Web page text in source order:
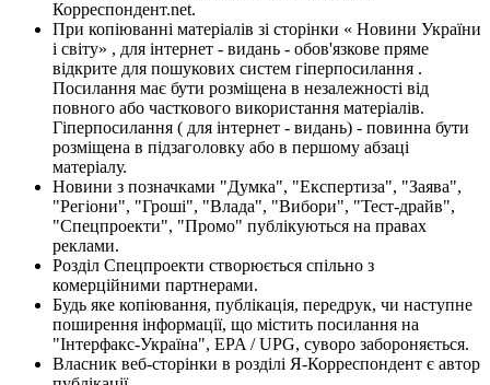
Корреспондент.net.
При копіюванні матеріалів зі сторінки « Новини України
і світу» , для інтернет - видань - обов'язкове пряме
відкрите для пошукових систем гіперпосилання .
Посилання має бути розміщена в незалежності від
повного або часткового використання матеріалів.
Гіперпосилання ( для інтернет - видань) - повинна бути
розміщена в підзаголовку або в першому абзаці
матеріалу.
Новини з позначками "Думка", "Експертиза", "Заява",
"Регіони", "Гроші", "Влада", "Вибори", "Тест-драйв",
"Спецпроекти", "Промо" публікуються на правах
реклами.
Розділ Спецпроекти створюється спільно з
комерційними партнерами.
Будь яке копіювання, публікація, передрук, чи наступне
поширення інформації, що містить посилання на
"Інтерфакс-Україна", EPA / UPG, суворо забороняється.
Власник веб-сторінки в розділі Я-Корреспондент є автор